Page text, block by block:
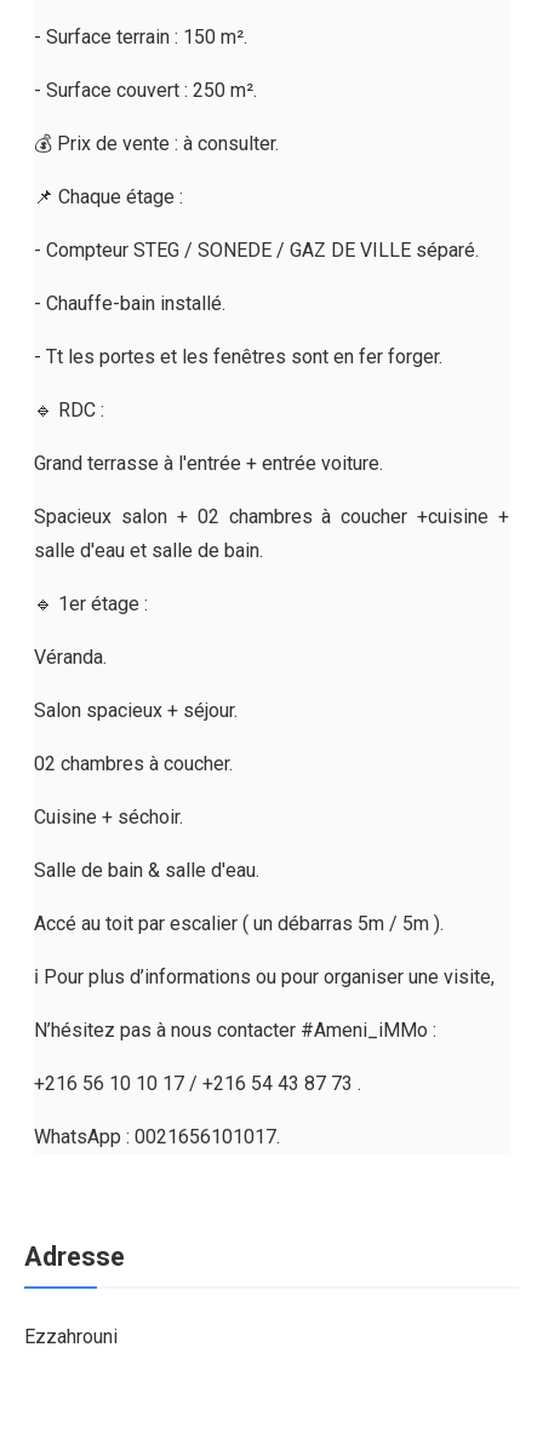
- Surface terrain : 150 m².
- Surface couvert : 250 m².
💰 Prix de vente : à consulter.
📌 Chaque étage :
- Compteur STEG / SONEDE / GAZ DE VILLE séparé.
- Chauffe-bain installé.
- Tt les portes et les fenêtres sont en fer forger.
🔹 RDC :
Grand terrasse à l'entrée + entrée voiture.
Spacieux salon + 02 chambres à coucher +cuisine +
salle d'eau et salle de bain.
🔹 1er étage :
Véranda.
Salon spacieux + séjour.
02 chambres à coucher.
Cuisine + séchoir.
Salle de bain & salle d'eau.
Accé au toit par escalier ( un débarras 5m / 5m ).
ℹ️ Pour plus d’informations ou pour organiser une visite,
N’hésitez pas à nous contacter #Ameni_iMMo :
+216 56 10 10 17 / +216 54 43 87 73 .
WhatsApp : 0021656101017.
Adresse
Ezzahrouni